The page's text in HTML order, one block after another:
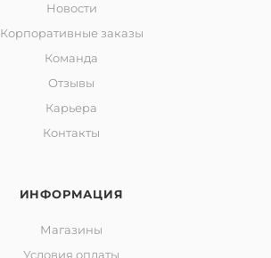
Новости
Корпоративные заказы
Команда
Отзывы
Карьера
Контакты
ИНФОРМАЦИЯ
Магазины
Условия оплаты